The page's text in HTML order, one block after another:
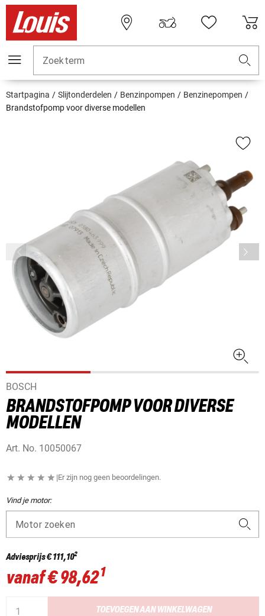
Zoekterm
Startpagina Slijtonderdelen Benzinpompen
Benzinepompen
Brandstofpomp voor diverse modellen
BOSCH
BRANDSTOFPOMP VOOR DIVERSE
MODELLEN
Art. No. 10050067
|Er zijn nog geen beoordelingen.
Vind je motor:
Motor zoeken
Adviesprijs€ 111,102
vanaf€ 98,621
TOEVOEGEN AAN WINKELWAGEN